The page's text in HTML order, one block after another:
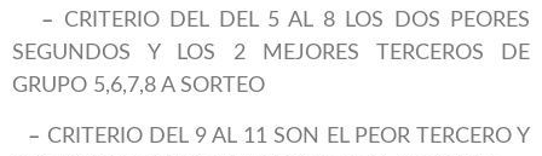
– CRITERIO DEL DEL 5 AL 8 LOS DOS PEORES
SEGUNDOS Y LOS 2 MEJORES TERCEROS DE
GRUPO 5,6,7,8 A SORTEO
– CRITERIO DEL 9 AL 11 SON EL PEOR TERCERO Y